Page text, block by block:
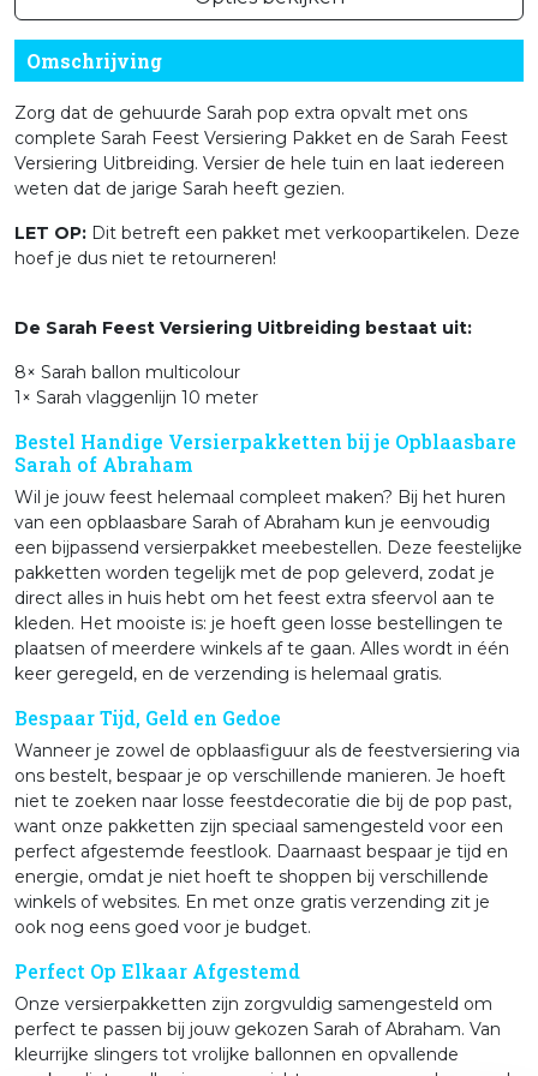
Omschrijving
Zorg dat de gehuurde Sarah pop extra opvalt met ons
complete Sarah Feest Versiering Pakket en de Sarah Feest
Versiering Uitbreiding. Versier de hele tuin en laat iedereen
weten dat de jarige Sarah heeft gezien.
LET OP: Dit betreft een pakket met verkoopartikelen. Deze
hoef je dus niet te retourneren!
De Sarah Feest Versiering Uitbreiding bestaat uit:
8× Sarah ballon multicolour
1× Sarah vlaggenlijn 10 meter
Bestel Handige Versierpakketten bij je Opblaasbare
Sarah of Abraham
Wil je jouw feest helemaal compleet maken? Bij het huren
van een opblaasbare Sarah of Abraham kun je eenvoudig
een bijpassend versierpakket meebestellen. Deze feestelijke
pakketten worden tegelijk met de pop geleverd, zodat je
direct alles in huis hebt om het feest extra sfeervol aan te
kleden. Het mooiste is: je hoeft geen losse bestellingen te
plaatsen of meerdere winkels af te gaan. Alles wordt in één
keer geregeld, en de verzending is helemaal gratis.
Bespaar Tijd, Geld en Gedoe
Wanneer je zowel de opblaasfiguur als de feestversiering via
ons bestelt, bespaar je op verschillende manieren. Je hoeft
niet te zoeken naar losse feestdecoratie die bij de pop past,
want onze pakketten zijn speciaal samengesteld voor een
perfect afgestemde feestlook. Daarnaast bespaar je tijd en
energie, omdat je niet hoeft te shoppen bij verschillende
winkels of websites. En met onze gratis verzending zit je
ook nog eens goed voor je budget.
Perfect Op Elkaar Afgestemd
Onze versierpakketten zijn zorgvuldig samengesteld om
perfect te passen bij jouw gekozen Sarah of Abraham. Van
kleurrijke slingers tot vrolijke ballonnen en opvallende